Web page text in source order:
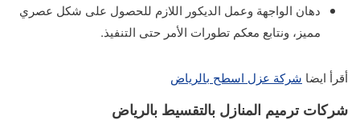
دهان الواجهة وعمل الديكور اللازم للحصول على شكل عصري
مميز، ونتابع معكم تطورات الأمر حتى التنفيذ.
أقرأ ايضا شركة عزل اسطح بالرياض
شركات ترميم المنازل بالتقسيط بالرياض